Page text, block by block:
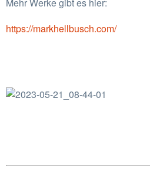
https://markhellbusch.com/